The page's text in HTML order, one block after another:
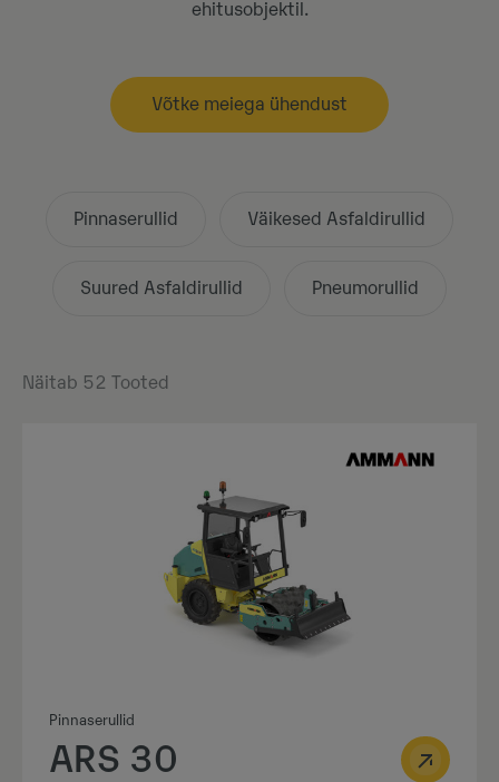
ehitusobjektil.
Võtke meiega ühendust
Pinnaserullid Väikesed Asfaldirullid
Suured Asfaldirullid Pneumorullid
Näitab 52 Tooted
Pinnaserullid
ARS 30